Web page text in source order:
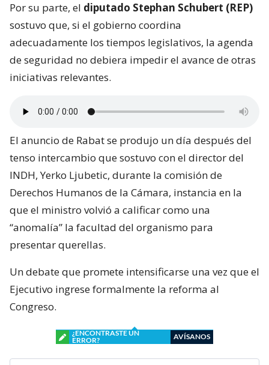
Por su parte, el diputado Stephan Schubert (REP)
sostuvo que, si el gobierno coordina
adecuadamente los tiempos legislativos, la agenda
de seguridad no debiera impedir el avance de otras
iniciativas relevantes.
El anuncio de Rabat se produjo un día después del
tenso intercambio que sostuvo con el director del
INDH, Yerko Ljubetic, durante la comisión de
Derechos Humanos de la Cámara, instancia en la
que el ministro volvió a calificar como una
“anomalía” la facultad del organismo para
presentar querellas.
Un debate que promete intensificarse una vez que el
Ejecutivo ingrese formalmente la reforma al
Congreso.
¿ENCONTRASTE UN
ERROR?
AVÍSANOS